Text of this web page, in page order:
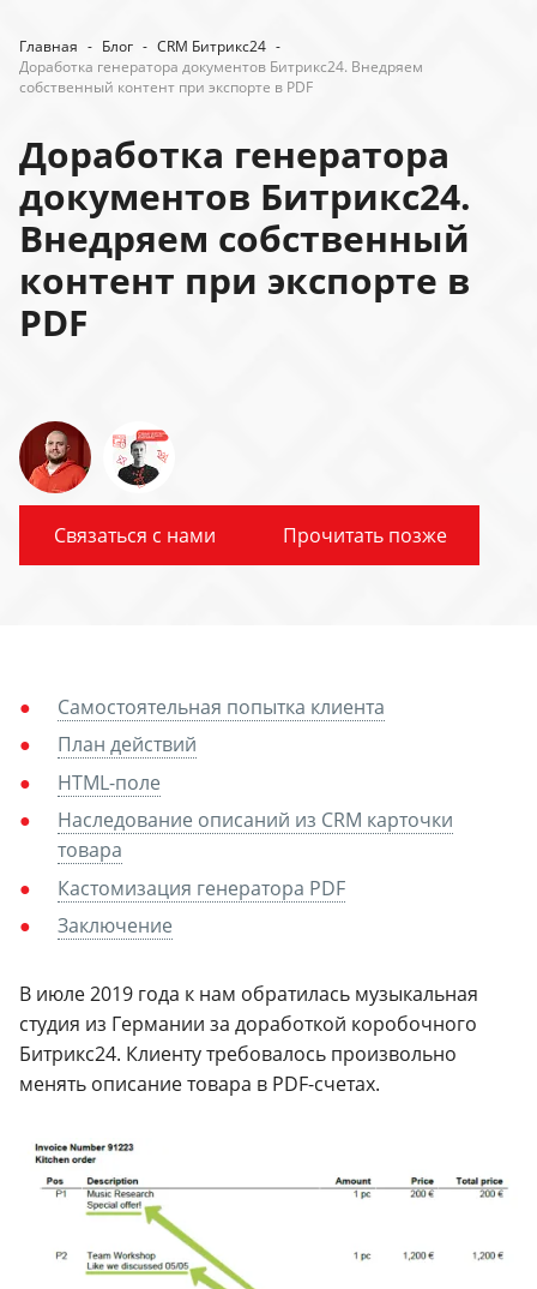
Главная - Блог - CRM Битрикс24 -
Доработка генератора документов Битрикс24. Внедряем
собственный контент при экспорте в PDF
Доработка генератора
документов Битрикс24.
Внедряем собственный
контент при экспорте в
PDF
Связаться с нами Прочитать позже
Самостоятельная попытка клиента
План действий
HTML-поле
Наследование описаний из CRM карточки
товара
Кастомизация генератора PDF
Заключение
В июле 2019 года к нам обратилась музыкальная
студия из Германии за доработкой коробочного
Битрикс24. Клиенту требовалось произвольно
менять описание товара в PDF-счетах.